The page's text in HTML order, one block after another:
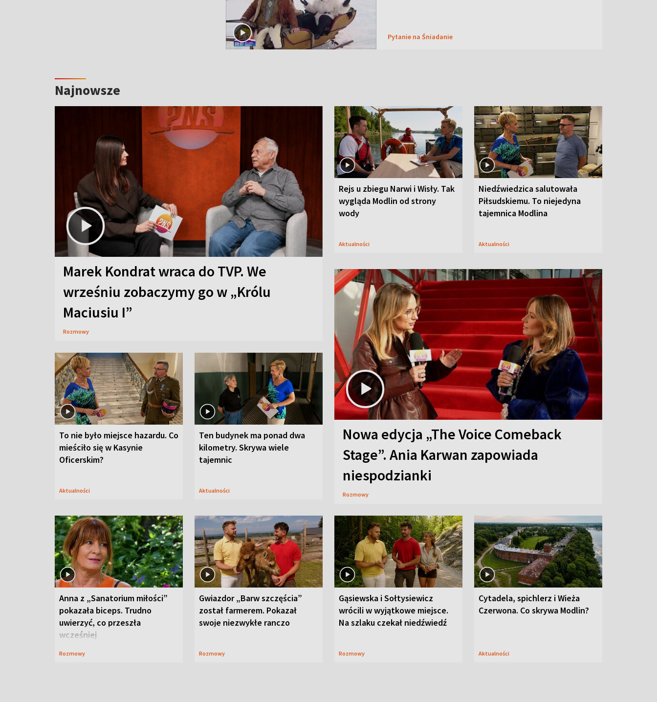
Pytanie na Śniadanie
Najnowsze
Marek Kondrat wraca do TVP. We
wrześniu zobaczymy go w „Królu
Maciusiu I”
Rozmowy
Rejs u zbiegu Narwi i Wisły. Tak
wygląda Modlin od strony
wody
Aktualności
Niedźwiedzica salutowała
Piłsudskiemu. To niejedyna
tajemnica Modlina
Aktualności
To nie było miejsce hazardu. Co
mieściło się w Kasynie
Oficerskim?
Aktualności
Ten budynek ma ponad dwa
kilometry. Skrywa wiele
tajemnic
Aktualności
Nowa edycja „The Voice Comeback
Stage”. Ania Karwan zapowiada
niespodzianki
Rozmowy
Anna z „Sanatorium miłości”
pokazała biceps. Trudno
uwierzyć, co przeszła
wcześniej
Rozmowy
Gwiazdor „Barw szczęścia”
został farmerem. Pokazał
swoje niezwykłe ranczo
Rozmowy
Gąsiewska i Sołtysiewicz
wrócili w wyjątkowe miejsce.
Na szlaku czekał niedźwiedź
Rozmowy
Cytadela, spichlerz i Wieża
Czerwona. Co skrywa Modlin?
Aktualności